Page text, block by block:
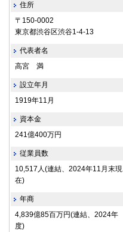
住所
〒150-0002
東京都渋谷区渋谷1-4-13
代表者名
高宮 満
設立年月
1919年11月
資本金
241億400万円
従業員数
10,517人(連結、2024年11月末現
在)
年商
4,839億85百万円(連結、2024年
度)